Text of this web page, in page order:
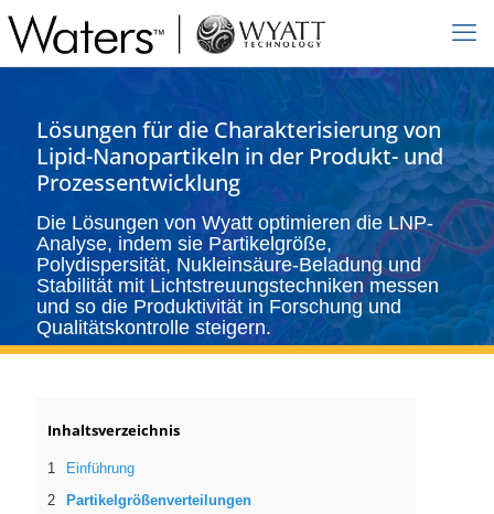
Lösungen für die Charakterisierung von
Lipid-Nanopartikeln in der Produkt- und
Prozessentwicklung
Die Lösungen von Wyatt optimieren die LNP-
Analyse, indem sie Partikelgröße,
Polydispersität, Nukleinsäure-Beladung und
Stabilität mit Lichtstreuungstechniken messen
und so die Produktivität in Forschung und
Qualitätskontrolle steigern.
Inhaltsverzeichnis
Einführung
Partikelgrößenverteilungen